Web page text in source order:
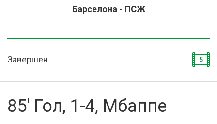
О сайте
Барселона - ПСЖ
Завершен 5
85' Гол, 1-4, Мбаппе